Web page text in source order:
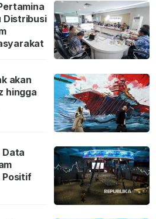
Distribusi
akan
hingga
Data
Positif